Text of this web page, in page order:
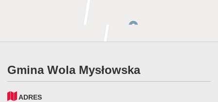
Gmina Wola Mysłowska
ADRES